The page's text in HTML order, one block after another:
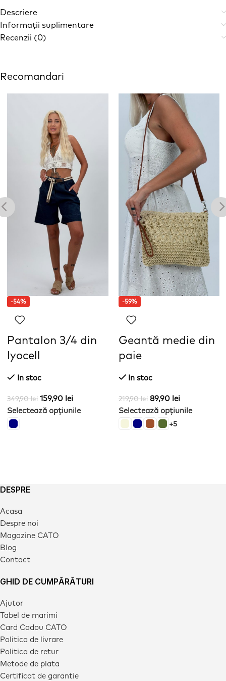
Descriere
Informații suplimentare
Recenzii (0)
Recomandari
-54%
Pantalon 3/4 din
lyocell
In stoc
349,90lei 159,90 lei
Selectează opțiunile
-59%
Geantă medie din
paie
In stoc
219,90lei 89,90 lei
Selectează opțiunile
+5
DESPRE
Acasa
Despre noi
Magazine CATO
Blog
Contact
GHID DE CUMPĂRĂTURI
Ajutor
Tabel de marimi
Card Cadou CATO
Politica de livrare
Politica de retur
Metode de plata
Certificat de garantie